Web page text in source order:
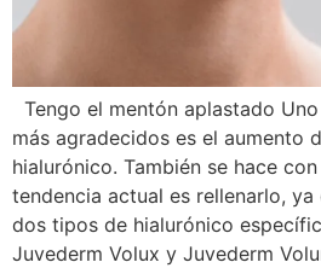
Tengo el mentón aplastado
más agradecidos es el aumento
hialurónico. También se hace
tendencia actual es rellenarlo,
dos tipos de hialurónico
Juvederm Volux y Juvederm